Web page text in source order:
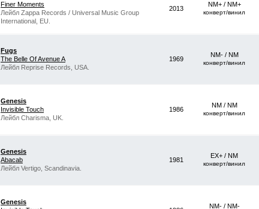
Finer Moments
Лейбл Zappa Records / Universal Music Group
International, EU.
2013
NM+ / NM+
конверт/винил
Fugs
The Belle Of Avenue A
Лейбл Reprise Records, USA.
1969
NM- / NM
конверт/винил
Genesis
Invisible Touch
Лейбл Charisma, UK.
1986
NM / NM
конверт/винил
Genesis
Abacab
Лейбл Vertigo, Scandinavia.
1981
EX+ / NM
конверт/винил
Genesis
NM- / NM-